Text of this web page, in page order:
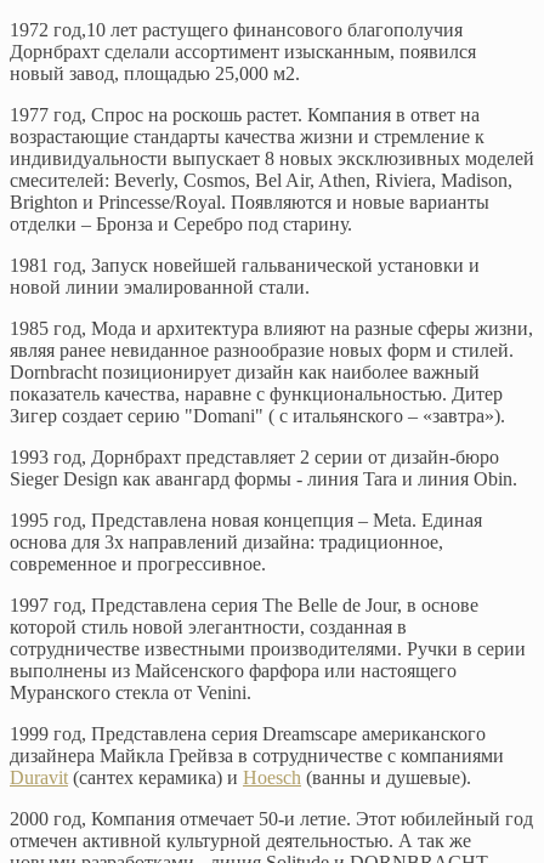
1972 год,10 лет растущего финансового благополучия
Дорнбрахт сделали ассортимент изысканным, появился
новый завод, площадью 25,000 м2.
1977 год, Спрос на роскошь растет. Компания в ответ на
возрастающие стандарты качества жизни и стремление к
индивидуальности выпускает 8 новых эксклюзивных моделей
смесителей: Beverly, Cosmos, Bel Air, Athen, Riviera, Madison,
Brighton и Princesse/Royal. Появляются и новые варианты
отделки – Бронза и Серебро под старину.
1981 год, Запуск новейшей гальванической установки и
новой линии эмалированной стали.
1985 год, Мода и архитектура влияют на разные сферы жизни,
являя ранее невиданное разнообразие новых форм и стилей.
Dornbracht позиционирует дизайн как наиболее важный
показатель качества, наравне с функциональностью. Дитер
Зигер создает серию "Domani" ( с итальянского – «завтра»).
1993 год, Дорнбрахт представляет 2 серии от дизайн-бюро
Sieger Design как авангард формы - линия Tara и линия Obin.
1995 год, Представлена новая концепция – Meta. Единая
основа для 3х направлений дизайна: традиционное,
современное и прогрессивное.
1997 год, Представлена серия The Belle de Jour, в основе
которой стиль новой элегантности, созданная в
сотрудничестве известными производителями. Ручки в серии
выполнены из Майсенского фарфора или настоящего
Муранского стекла от Venini.
1999 год, Представлена серия Dreamscape американского
дизайнера Майкла Грейвза в сотрудничестве с компаниями
Duravit (сантех керамика) и Hoesch (ванны и душевые).
2000 год, Компания отмечает 50-и летие. Этот юбилейный год
отмечен активной культурной деятельностью. А так же